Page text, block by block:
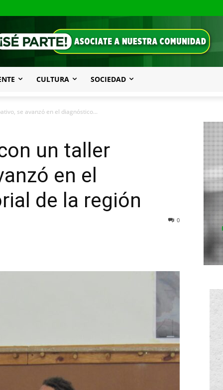
CULTURA SOCIEDAD
se avanzó en el diagnóstico...
un taller
en el
de la región
0